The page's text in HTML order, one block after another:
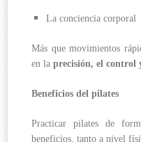
La conciencia corporal
Más que movimientos
en laprecisión, el control
Beneficios del pilates
Practicar pilates de
beneficios, tanto a nivel